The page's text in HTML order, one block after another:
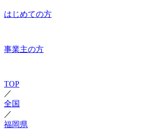
はじめての方
事業主の方
TOP
／
全国
／
福岡県